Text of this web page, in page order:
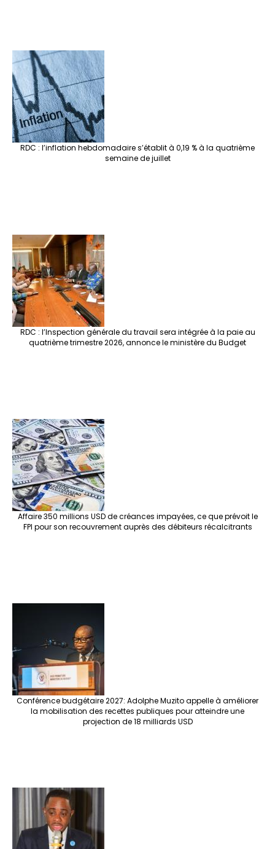
RDC : l’inflation hebdomadaire s’établit à 0,19 % à la quatrième
semaine de juillet
RDC : l’Inspection générale du travail sera intégrée à la paie au
quatrième trimestre 2026, annonce le ministère du Budget
Affaire 350 millions USD de créances impayées, ce que prévoit le
FPI pour son recouvrement auprès des débiteurs récalcitrants
Conférence budgétaire 2027: Adolphe Muzito appelle à améliorer
la mobilisation des recettes publiques pour atteindre une
projection de 18 milliards USD